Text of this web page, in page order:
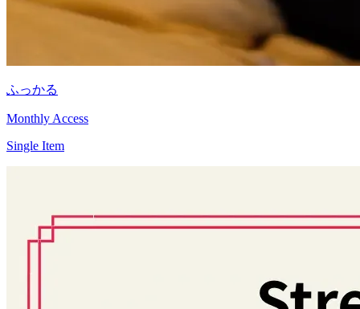
ふっかる
Monthly Access
Single Item